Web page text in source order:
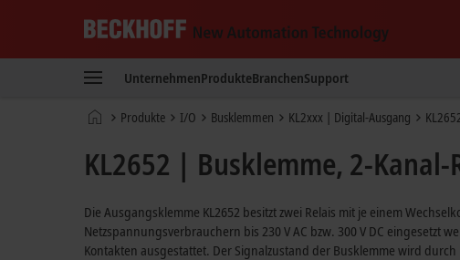
New
Technology
UnternehmenProdukteBranchenSupport
StartseiteProdukte I/O Busklemmen KL2xxx | Digital-Ausgang
KL2652 | Busklemme, 2-Kanal-
Die Ausgangsklemme KL2652 besitzt zwei Relais mit je einem
Netzspannungsverbrauchern bis 230 V AC bzw. 300 V DC eingesetzt
Kontakten ausgestattet. Der Signalzustand der Busklemme wird